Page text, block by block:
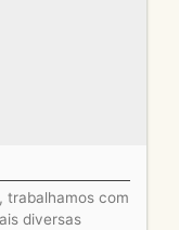
trabalhamos com
diversas